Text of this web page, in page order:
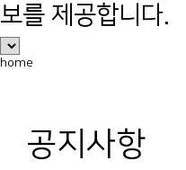
보를 제공합니다.
home
공지사항